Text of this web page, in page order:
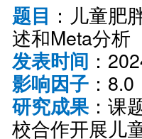
题目 ：儿童肥
述和Meta分析
发表时间 ：
影响因子 ：8.0
研究成果：课
校合作开展儿